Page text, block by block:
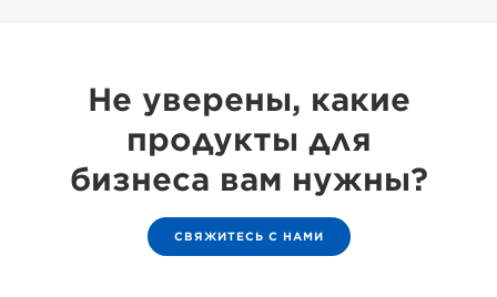
Не уверены, какие
продукты для
бизнеса вам нужны?
СВЯЖИТЕСЬ С НАМИ